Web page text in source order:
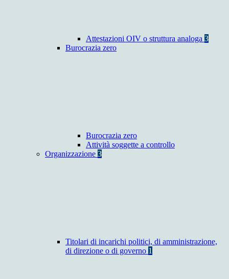
Attestazioni OIV o struttura analoga 3
Burocrazia zero
Burocrazia zero
Attività soggette a controllo
Organizzazione 3
Titolari di incarichi politici, di amministrazione,
di direzione o di governo 1